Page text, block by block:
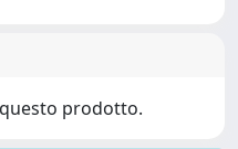
prodotto.